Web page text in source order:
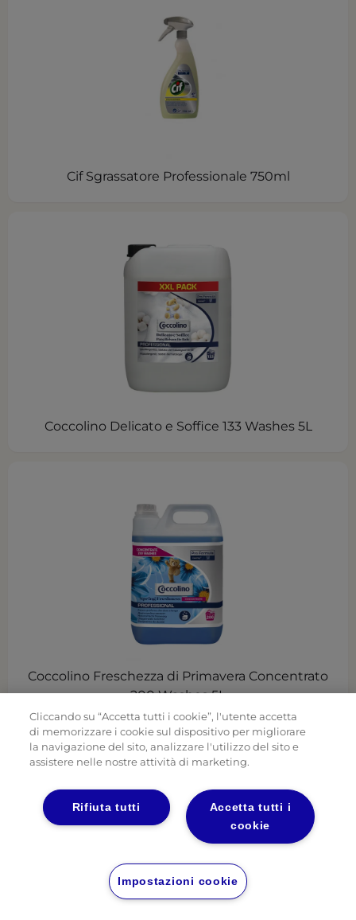
Cif Sgrassatore Professionale 750ml
Coccolino Delicato e Soffice 133 Washes 5L
Coccolino Freschezza di Primavera Concentrato
200 Washes 5L
Cliccando su “Accetta tutti i cookie”, l'utente accetta
di memorizzare i cookie sul dispositivo per migliorare
la navigazione del sito, analizzare l'utilizzo del sito e
assistere nelle nostre attività di marketing.
Accetta tutti i
cookie
Rifiuta tutti
Impostazioni cookie